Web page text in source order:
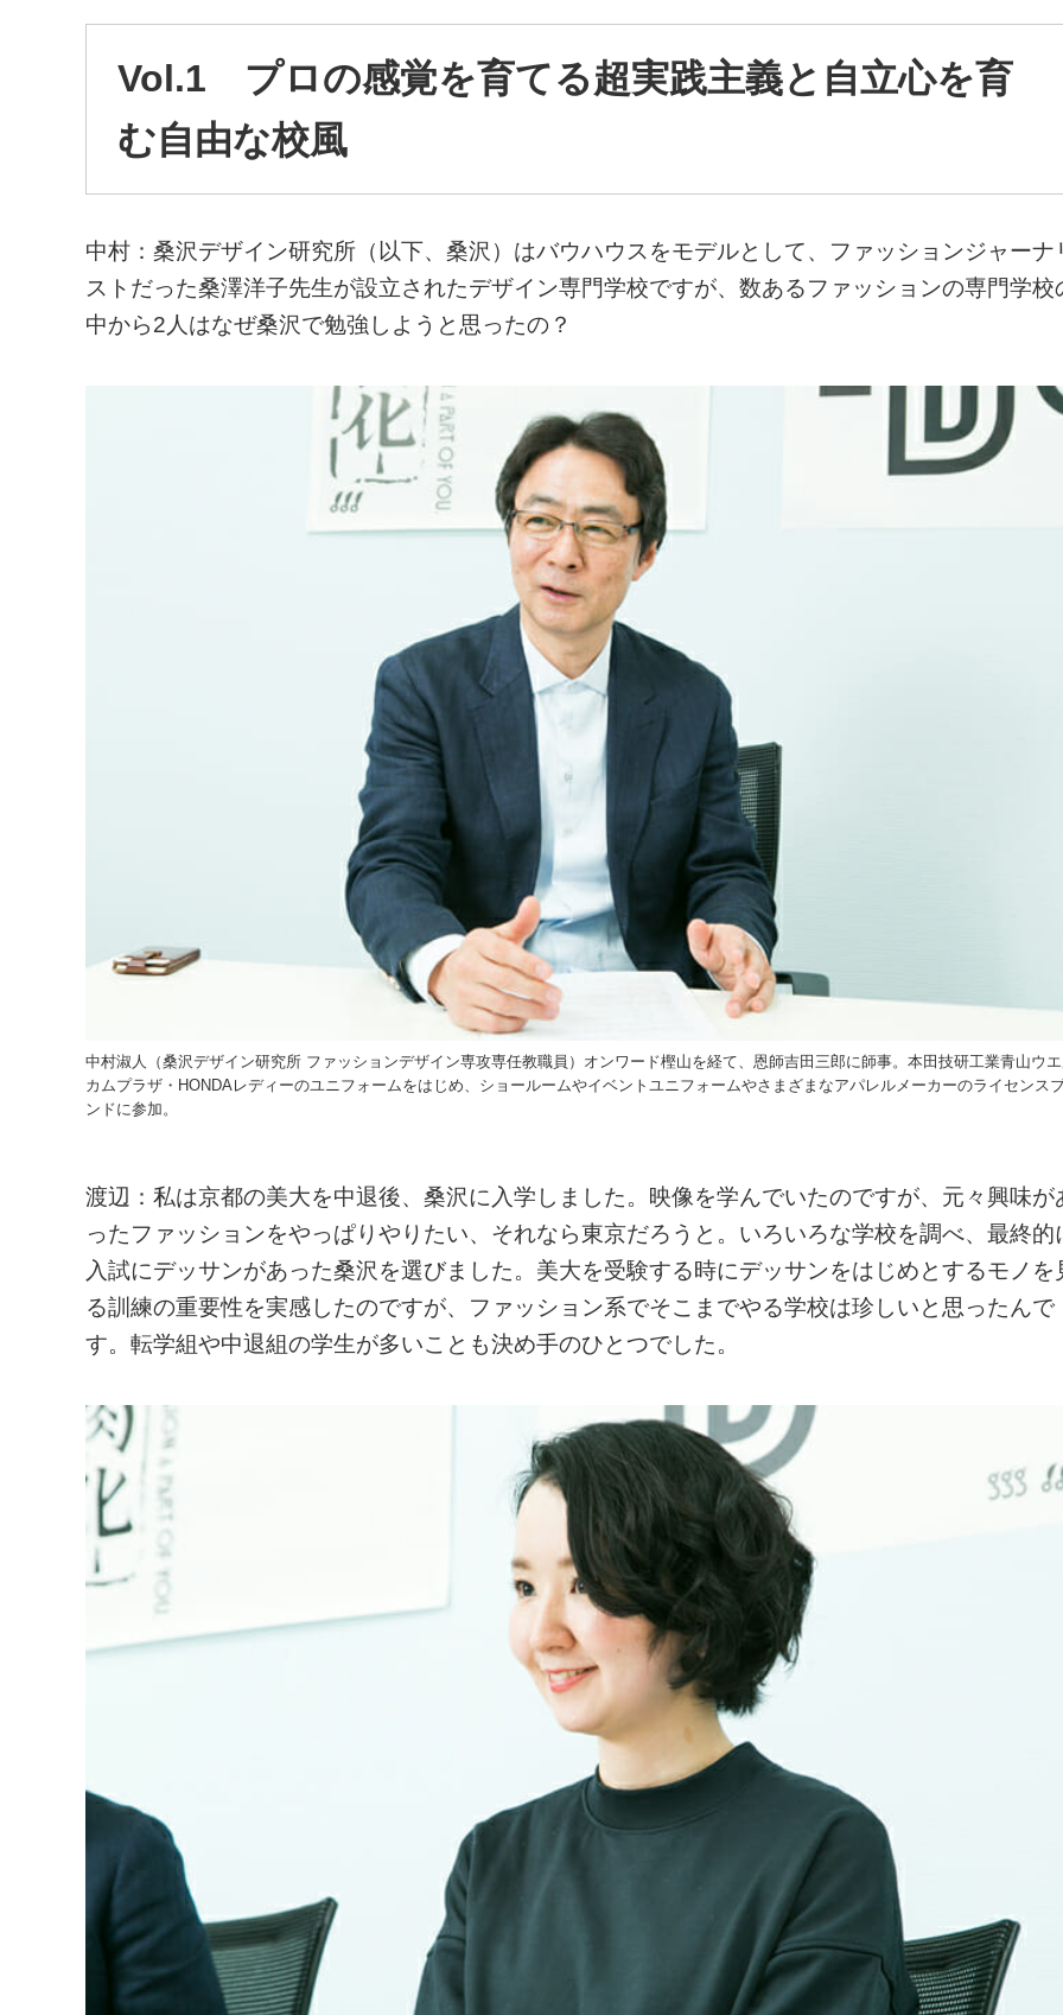
Vol.1 プロの感覚を育てる超実践主義と自立心を育
む自由な校風
中村：桑沢デザイン研究所（以下、桑沢）はバウハウスをモデルとして、ファッションジャーナ
ストだった桑澤洋子先生が設立されたデザイン専門学校ですが、数あるファッションの専門学校
中から2人はなぜ桑沢で勉強しようと思ったの？
中村淑人（桑沢デザイン研究所 ファッションデザイン専攻専任教職員）オンワード樫山を経て、恩師吉田三郎に師事。本田技研工業青山ウ
カムプラザ・HONDAレディーのユニフォームをはじめ、ショールームやイベントユニフォームやさまざまなアパレルメーカーのライセンス
ンドに参加。
渡辺：私は京都の美大を中退後、桑沢に入学しました。映像を学んでいたのですが、元々興味が
ったファッションをやっぱりやりたい、それなら東京だろうと。いろいろな学校を調べ、最終的
入試にデッサンがあった桑沢を選びました。美大を受験する時にデッサンをはじめとするモノを
る訓練の重要性を実感したのですが、ファッション系でそこまでやる学校は珍しいと思ったんで
す。転学組や中退組の学生が多いことも決め手のひとつでした。